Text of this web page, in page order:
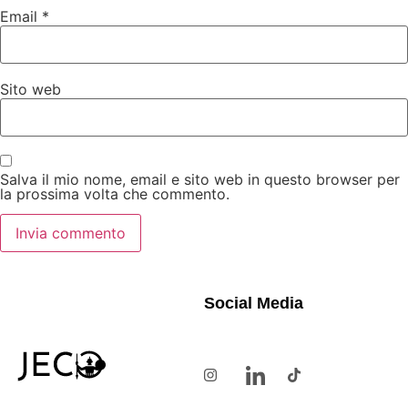
Email *
Sito web
Salva il mio nome, email e sito web in questo browser per
la prossima volta che commento.
Social Media